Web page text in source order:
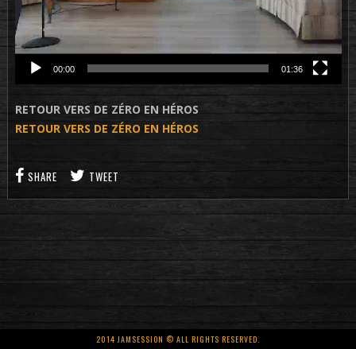
00:00 01:36
RETOUR VERS DE ZÉRO EN HÉROS
RETOUR VERS DE ZÉRO EN HÉROS
SHARE TWEET
2014 JAMSESSION © ALL RIGHTS RESERVED.